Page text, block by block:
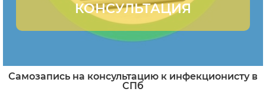
КОНСУЛЬТАЦИЯ
Самозапись на консультацию к инфекционисту в
СПб